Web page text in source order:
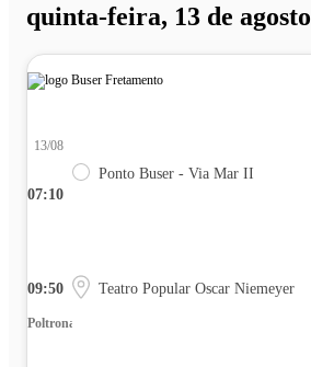
quinta-feira, 13 de agosto
07:10
13/08
Ponto Buser - Via Mar II
09:50 Teatro Popular Oscar Niemeyer
Poltrona